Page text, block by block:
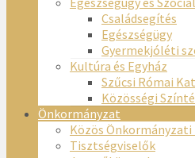
Családsegítés
Egészségügy
Gyermekjóléti
Kultúra és Egyház
Szűcsi Római
Közösségi
Önkormányzat
Közös
Tisztségviselők